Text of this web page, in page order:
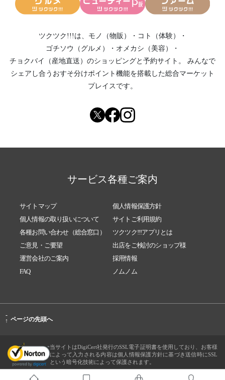
ツクツク!!!は、 モノ（物販） ・ コト（体験）
・
ゴチソウ（グルメ）
・ オメカシ（美容）
・
チョクバイ（産地直送） のショッピングと予約サイト。
みんなで
シェアし合う おすそ分けポイント機能を搭載した総合マーケット
プレイスです。
サービス各種ご案内
サイトマップ
個人情報保護方針
個人情報の取り扱いについて
サイトご利用規約
各種お問い合わせ（総合窓口）
ツクツク!!!アプリとは
ご意見・ご要望
出店をご検討のショップ様
運営会社のご案内
採用情報
FAQ
ノムノム
-
↑ ページの先頭へ
当サイトはDigiCert社発行のSSL電子証明書を使用しており、お客様
によって入力される内容は個人情報保護方針に基づき送信時にSSL
という暗号化技術によって保護されます。